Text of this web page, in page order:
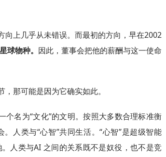
向上几乎从未错误。而最初的方向，早在2002
球物种。 因此，董事会把他的薪酬与这一使命
那可能是因为它确实如此。
个名为“文化”的文明。按照大多数合理标准衡
人类与“心智”共同生活。“心智”是超级智能
人类与AI 之间的关系既不是奴役，也不是竞